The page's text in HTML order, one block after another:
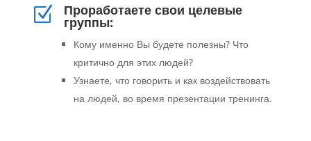
Z Проработаете свои целевые
группы:
Кому именно Вы будете полезны? Что
критично для этих людей?
Узнаете, что говорить и как воздействовать
на людей, во время презентации тренинга.